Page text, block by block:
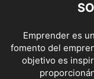
Emprender es
fomento del
objetivo es